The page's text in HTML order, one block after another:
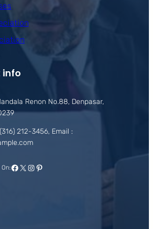
info
Renon No.88, Denpasar,
212-3456, Email :
Facebook
X Instagram
Pinterest